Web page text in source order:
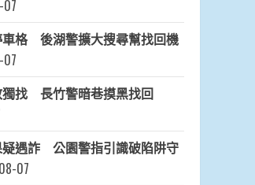
車格 後湖警擴大搜尋幫找回機
獨找 長竹警暗巷摸黑找回
疑遇詐 公園警指引識破陷阱守
07